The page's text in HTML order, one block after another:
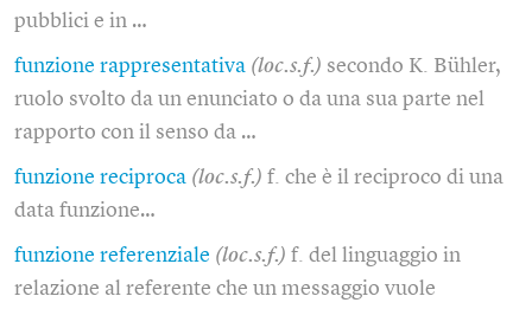
pubblici e in …
funzione rappresentativa (loc.s.f.) secondo K. Bühler,
ruolo svolto da un enunciato o da una sua parte nel
rapporto con il senso da …
funzione reciproca (loc.s.f.) f. che è il reciproco di una
data funzione…
funzione referenziale (loc.s.f.) f. del linguaggio in
relazione al referente che un messaggio vuole